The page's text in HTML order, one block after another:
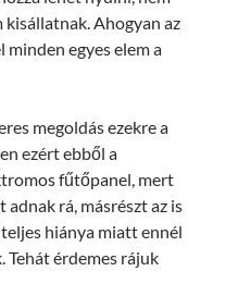
kisállatnak. Ahogyan az
minden egyes elem a
megoldás ezekre a
ezért ebből a
fűtőpanel, mert
rá, másrészt az is
hiánya miatt ennél
Tehát érdemes rájuk